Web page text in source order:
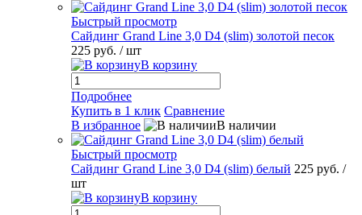
Быстрый просмотр
Сайдинг Grand Line 3,0 D4 (slim) золотой песок
225 руб. / шт
В корзину
Подробнее
Купить в 1 клик Сравнение
В избранное
В наличии
Быстрый просмотр
Сайдинг Grand Line 3,0 D4 (slim) белый 225 руб. /
шт
В корзину